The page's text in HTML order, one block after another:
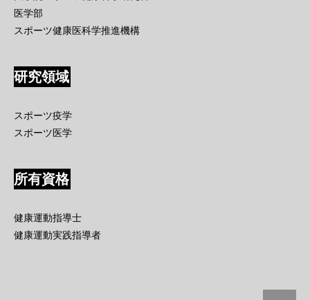
医学部
スポーツ健康医科学推進機構
研究領域
スポーツ疫学
スポーツ医学
所有資格
健康運動指導士
健康運動実践指導者